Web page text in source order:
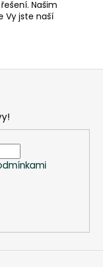
Našim
Vy jste naší